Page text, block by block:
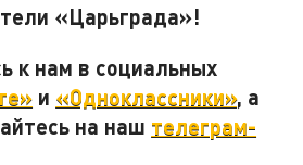
«Царьграда»!
к нам в социальных
и «Одноклассники», а
на наш телеграм-